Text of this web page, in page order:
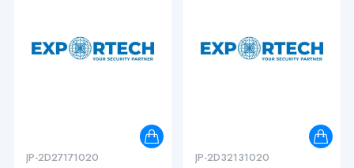
JP-2D27171020 JP-2D32131020